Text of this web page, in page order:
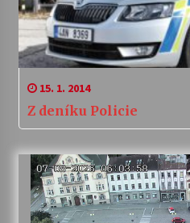
15. 1. 2014
Z deníku Policie